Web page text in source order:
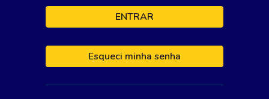
ENTRAR
Esqueci minha senha